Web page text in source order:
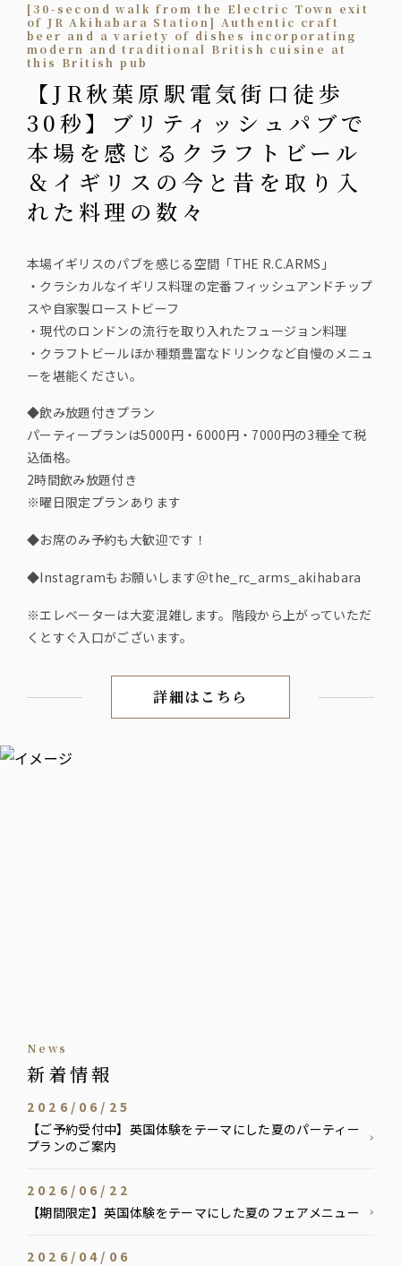
[30-second walk from the Electric Town exit
of JR Akihabara Station] Authentic craft
beer and a variety of dishes incorporating
modern and traditional British cuisine at
this British pub
【JR秋葉原駅電気街口徒歩
30秒】ブリティッシュパブで
本場を感じるクラフトビール
＆イギリスの今と昔を取り入
れた料理の数々
本場イギリスのパブを感じる空間「THE R.C.ARMS」
・クラシカルなイギリス料理の定番フィッシュアンドチップ
スや自家製ローストビーフ
・現代のロンドンの流行を取り入れたフュージョン料理
・クラフトビールほか種類豊富なドリンクなど自慢のメニュ
ーを堪能ください。
◆飲み放題付きプラン
パーティープランは5000円・6000円・7000円の3種全て税
込価格。
2時間飲み放題付き
※曜日限定プランあります
◆お席のみ予約も大歓迎です！
◆Instagramもお願いします＠the_rc_arms_akihabara
※エレベーターは大変混雑します。階段から上がっていただ
くとすぐ入口がございます。
【JR秋葉原駅電気街口徒歩
詳細はこちら
news
新着情報
2026/06/25
【ご予約受付中】英国体験をテーマにした夏のパーティー
プランのご案内
2026/06/22
【期間限定】英国体験をテーマにした夏のフェアメニュー
2026/04/06